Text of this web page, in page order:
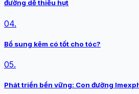
đường dễ thiếu hụt
04.
Bổ sung kẽm có tốt cho tóc?
05.
Phát triển bền vững: Con đường